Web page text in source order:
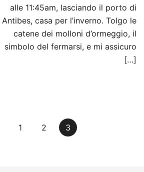
alle 11:45am, lasciando il porto di
Antibes, casa per l’inverno. Tolgo le
catene dei molloni d’ormeggio, il
simbolo del fermarsi, e mi assicuro
[…]
1 2 3